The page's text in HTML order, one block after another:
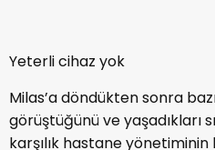
Yeterli cihaz yok
Milas’a döndükten sonra
görüştüğünü ve yaşadıkları
karşılık hastane